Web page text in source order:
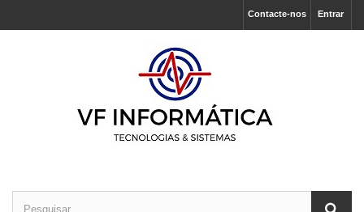
Entrar
Contacte-nos